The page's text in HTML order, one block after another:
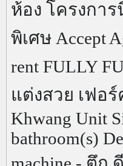
ห้อง โครงกา
พิเศษ Accept
rent FULLY
แต่งสวย เฟอ
KhwangUnit
bathroom(s)